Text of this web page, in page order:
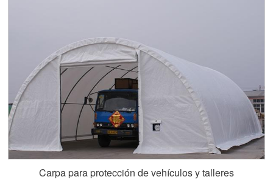
Carpa para protección de vehículos y talleres